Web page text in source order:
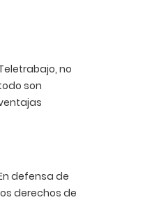
no
son
defensa de
derechos de